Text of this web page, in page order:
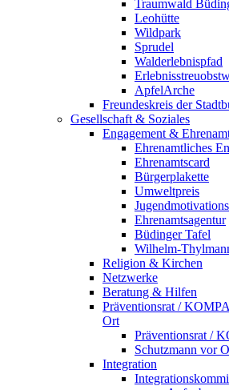
Traumwald
Leohütte
Wildpark
Sprudel
Walderlebnispfad
ApfelArche
Freundeskreis der
Gesellschaft & Soziales
Engagement &
Ehrenamtliches
Ehrenamtscard
Bürgerplakette
Umweltpreis
Ehrenamtsagentur
Büdinger Tafel
Wilhelm-
Religion & Kirchen
Netzwerke
Beratung & Hilfen
Präventionsrat /
Ort
Präventionsrat /
Schutzmann vor
Integration